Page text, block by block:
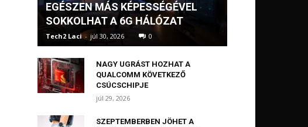
EGÉSZEN MÁS KÉPESSÉGÉVEL
SOKKOLHAT A 6G HÁLÓZAT
Tech2 Laci - júl 30, 2026 0
NAGY UGRÁST HOZHAT A
QUALCOMM KÖVETKEZŐ
CSÚCSCHIPJE
júl 29, 2026
SZEPTEMBERBEN JÖHET A